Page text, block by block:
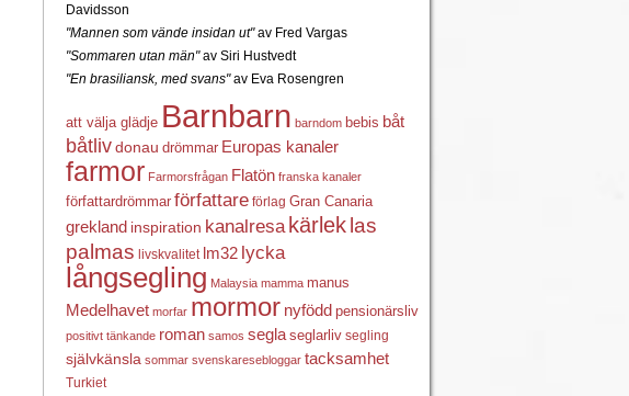
Davidsson
"Mannen som vände insidan ut"av Fred Vargas
"Sommaren utan män"av Siri Hustvedt
"En brasiliansk, med svans"av Eva Rosengren
att välja glädje Barnbarn barndom bebis båt
båtliv donau drömmar Europas kanaler
farmor Farmorsfrågan Flatön franska kanaler
författardrömmar författare förlag Gran Canaria
grekland inspiration kanalresa kärlek las
palmas livskvalitet lm32 lycka
långsegling Malaysia mamma manus
Medelhavet morfar mormor nyfödd pensionärsliv
positivt tänkande roman samos segla seglarliv segling
självkänsla sommar svenskaresebloggar tacksamhet
Turkiet